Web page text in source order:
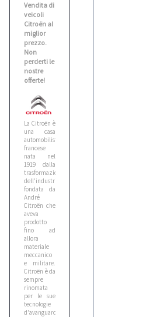
Bobcat
Bomag
Case
Caterpillar
1
Cat
1
Cea
Cebora
Vendita di
veicoli
Citroën al
miglior
prezzo.
Non
perderti le
nostre
offerte!
La Citroën è
una casa
automobilistica
francese
nata nel
1919 dalla
trasformazione
dell'industria
fondata da
André
Citroën che
aveva
prodotto
fino ad
allora
materiale
meccanico
e militare.
Citroën è da
sempre
rinomata
per le sue
tecnologie
d'avanguardia